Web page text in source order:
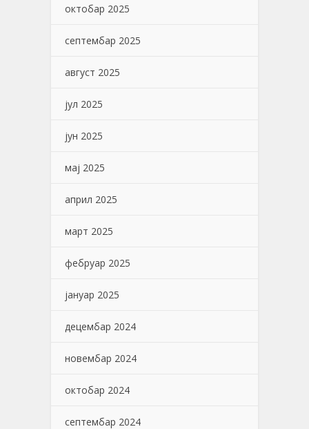
октобар 2025
септембар 2025
август 2025
јул 2025
јун 2025
мај 2025
април 2025
март 2025
фебруар 2025
јануар 2025
децембар 2024
новембар 2024
октобар 2024
септембар 2024